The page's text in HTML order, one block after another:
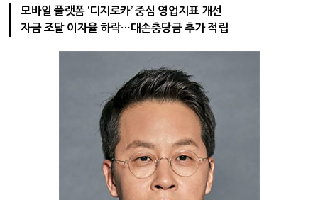
모바일 플랫폼 ‘디지로카’ 중심 영업지표 개선
자금 조달 이자율 하락…대손충당금 추가 적립